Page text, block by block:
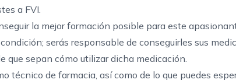
a FVI.
la mejor formación posible para este
serás responsable de conseguirles sus
que sepan cómo utilizar dicha medicación.
técnico de farmacia, así como de lo que puedes